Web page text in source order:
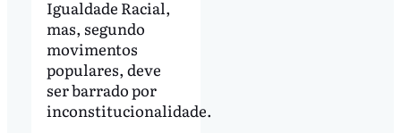
Igualdade Racial,
mas, segundo
movimentos
populares, deve
ser barrado por
inconstitucionalidade.